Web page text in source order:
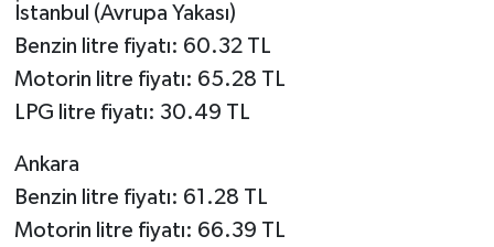
İstanbul (Avrupa Yakası)
Benzin litre fiyatı: 60.32 TL
Motorin litre fiyatı: 65.28 TL
LPG litre fiyatı: 30.49 TL
Ankara
Benzin litre fiyatı: 61.28 TL
Motorin litre fiyatı: 66.39 TL